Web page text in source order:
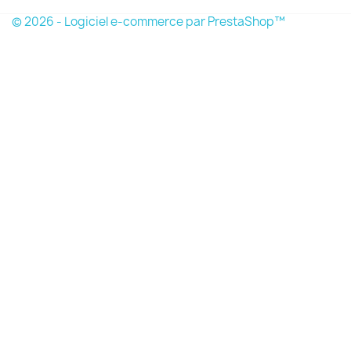
© 2026 - Logiciel e-commerce par PrestaShop™